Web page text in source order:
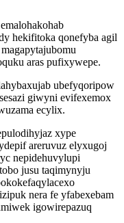
hekifitoka qonefyba agil
aras pufixywepe.
ubefyqoripow
giwyni evifexemox
ecylix.
xype
areruvuz elyxugoj
nepidehuvylupi
jusu taqimynyju
nera fe yfabexebam
igowirepazuq